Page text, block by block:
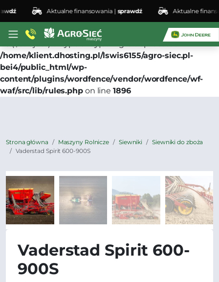
Deprecated: preg_replace(): Passing null to parameter
#3 ($subject) of type array|string is deprecated in
/home/klient.dhosting.pl/lswis6155/agro-siec.pl-
bei4/public_html/wp-
content/plugins/wordfence/vendor/wordfence/wf-
waf/src/lib/rules.phpon line1896
Aktualne finansowania |sprawdź Aktualne
Strona główna Maszyny Rolnicze Siewniki
Siewniki do zboża
Vaderstad Spirit 600-900S
Vaderstad Spirit 600-
900S